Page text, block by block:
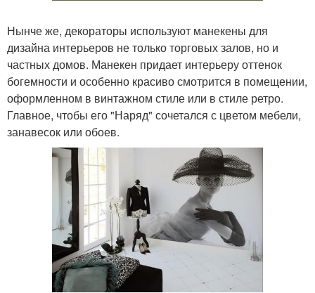
Нынче же, декораторы используют манекены для
дизайна интерьеров не только торговых залов, но и
частных домов. Манекен придает интерьеру оттенок
богемности и особенно красиво смотрится в помещении,
оформленном в винтажном стиле или в стиле ретро.
Главное, чтобы его "Наряд" сочетался с цветом мебели,
занавесок или обоев.